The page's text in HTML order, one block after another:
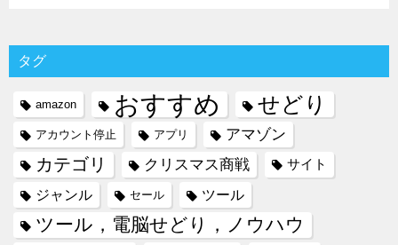
タグ
amazon おすすめ せどり
アカウント停止 アプリ アマゾン
カテゴリ クリスマス商戦 サイト
ジャンル セール ツール
ツール，電脳せどり，ノウハウ